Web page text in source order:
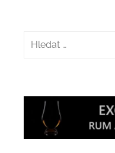
Hledat: